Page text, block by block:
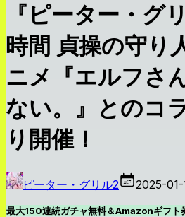
『ピーター・グ
時間 貞操の守り
ニメ『エルフさ
ない。』とのコ
り開催！
ピーター・グリル2 2025-01-
最大150連続ガチャ無料＆Amazonギフト